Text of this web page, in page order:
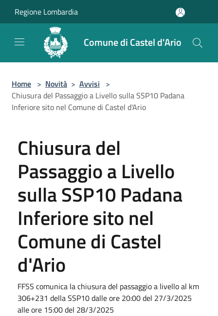
Regione Lombardia
Comune di Castel d'Ario
Home > Novità > Avvisi >
Chiusura del Passaggio a Livello sulla SSP10 Padana
Inferiore sito nel Comune di Castel d'Ario
Chiusura del
Passaggio a Livello
sulla SSP10 Padana
Inferiore sito nel
Comune di Castel
d'Ario
FFSS comunica la chiusura del passaggio a livello al km
306+231 della SSP10 dalle ore 20:00 del 27/3/2025
alle ore 15:00 del 28/3/2025